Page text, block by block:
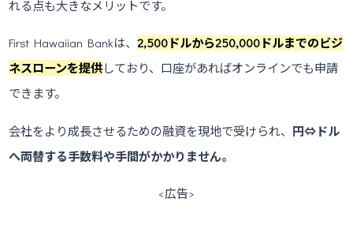
れる点も大きなメリットです。
First Hawaiian Bankは、2,500ドルから250,000ドルまでのビジ
ネスローンを提供しており、口座があればオンラインでも申請
できます。
会社をより成長させるための融資を現地で受けられ、 円⇔ドル
へ両替する手数料や手間がかかりません。
<広告>